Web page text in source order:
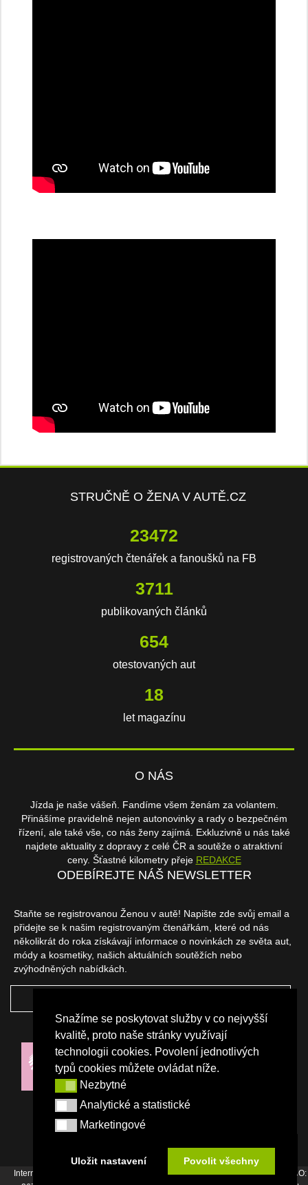
Snažíme se poskytovat služby v co nejvyšší
kvalitě, proto naše stránky využívají
technologii cookies. Povolení jednotlivých
typů cookies můžete ovládat níže.
NezbytnéNezbytné
Analytické a statistické
Analytické a statistické
Marketingové
Marketingové
Uložit nastavení Povolit všechny
STRUČNĚ O ŽENA V AUTĚ.CZ
23472
registrovaných čtenářek a fanoušků na FB
3711
publikovaných článků
654
otestovaných aut
18
let magazínu
O NÁS
Jízda je naše vášeň. Fandíme všem ženám za volantem.
Přinášíme pravidelně nejen autonovinky a rady o bezpečném
řízení, ale také vše, co nás ženy zajímá. Exkluzivně u nás také
najdete aktuality z dopravy z celé ČR a soutěže o atraktivní
ceny. Šťastné kilometry přeje REDAKCE
ODEBÍREJTE NÁŠ NEWSLETTER
Staňte se registrovanou Ženou v autě! Napište zde svůj email a
přidejte se k našim registrovaným čtenářkám, které od nás
několikrát do roka získávají informace o novinkách ze světa aut,
módy a kosmetiky, našich aktuálních soutěžích nebo
zvýhodněných nabídkách.
NAŠI PARTNEŘI
Internetový magazín Žena v autě vydává vydavatelství Srdce Evropy s.r.o., IČO: